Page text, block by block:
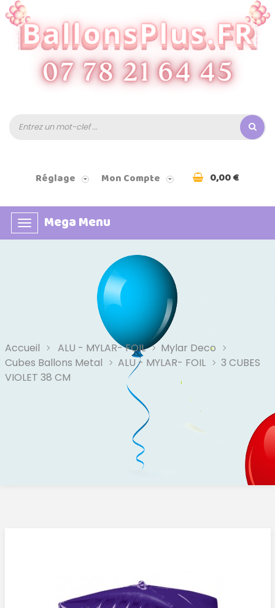
Réglage Mon Compte 0,00 €
Basculer
la
Mega Menu
Accueil ALU - MYLAR- FOIL
Mylar Deco
Cubes Ballons Metal
ALU - MYLAR- FOIL
3 CUBES
VIOLET 38 CM